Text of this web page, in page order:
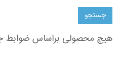
هیچ محصولی براساس ضوابط